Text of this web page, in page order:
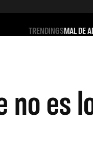
TRENDINGSMAL DE
no es